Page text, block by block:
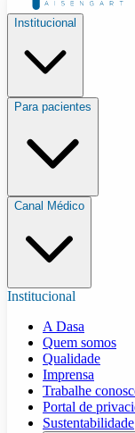
Institucional
Para pacientes
Canal Médico
Institucional
A Dasa
Quem somos
Qualidade
Imprensa
Trabalhe
Portal de
Sustentabilidade